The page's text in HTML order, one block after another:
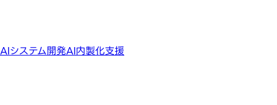
AIシステム開発AI内製化支援